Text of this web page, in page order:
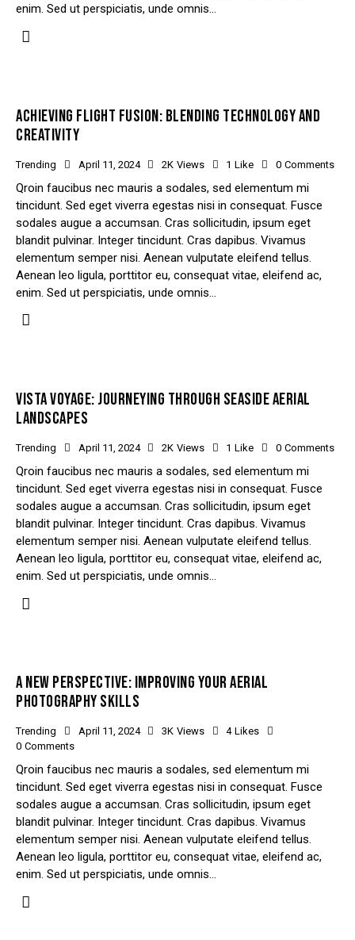
enim. Sed ut perspiciatis, unde omnis…
ACHIEVING FLIGHT FUSION: BLENDING TECHNOLOGY AND
CREATIVITY
Trending April 11, 2024 2K Views 1 Like 0 Comments
Qroin faucibus nec mauris a sodales, sed elementum mi
tincidunt. Sed eget viverra egestas nisi in consequat. Fusce
sodales augue a accumsan. Cras sollicitudin, ipsum eget
blandit pulvinar. Integer tincidunt. Cras dapibus. Vivamus
elementum semper nisi. Aenean vulputate eleifend tellus.
Aenean leo ligula, porttitor eu, consequat vitae, eleifend ac,
enim. Sed ut perspiciatis, unde omnis…
VISTA VOYAGE: JOURNEYING THROUGH SEASIDE AERIAL
LANDSCAPES
Trending April 11, 2024 2K Views 1 Like 0 Comments
Qroin faucibus nec mauris a sodales, sed elementum mi
tincidunt. Sed eget viverra egestas nisi in consequat. Fusce
sodales augue a accumsan. Cras sollicitudin, ipsum eget
blandit pulvinar. Integer tincidunt. Cras dapibus. Vivamus
elementum semper nisi. Aenean vulputate eleifend tellus.
Aenean leo ligula, porttitor eu, consequat vitae, eleifend ac,
enim. Sed ut perspiciatis, unde omnis…
A NEW PERSPECTIVE: IMPROVING YOUR AERIAL
PHOTOGRAPHY SKILLS
Trending April 11, 2024 3K Views 4 Likes
0 Comments
Qroin faucibus nec mauris a sodales, sed elementum mi
tincidunt. Sed eget viverra egestas nisi in consequat. Fusce
sodales augue a accumsan. Cras sollicitudin, ipsum eget
blandit pulvinar. Integer tincidunt. Cras dapibus. Vivamus
elementum semper nisi. Aenean vulputate eleifend tellus.
Aenean leo ligula, porttitor eu, consequat vitae, eleifend ac,
enim. Sed ut perspiciatis, unde omnis…